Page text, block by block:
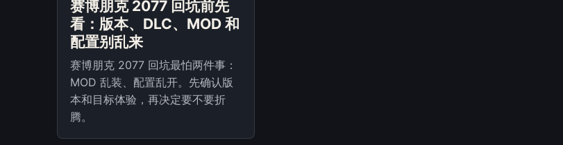
赛博朋克 2077 回坑前先
看：版本、DLC、MOD 和
配置别乱来
赛博朋克 2077 回坑最怕两件事：
MOD 乱装、配置乱开。先确认版
本和目标体验，再决定要不要折
腾。